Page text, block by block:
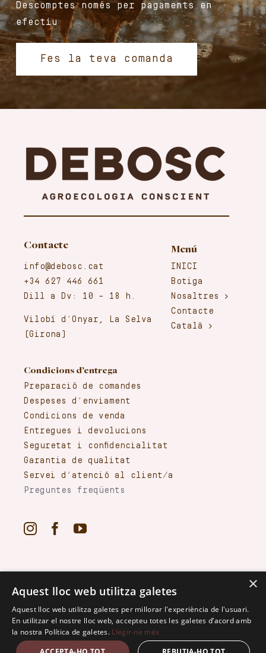
Descomptes només per pagaments en
efectiu
Fes la teva comanda
Menú
INICI
Botiga
Nosaltres
Contacte
Català
Contacte
info@debosc.cat
+34 627 446 661
Dill a Dv: 10 – 18 h.
Vilobí d’Onyar, La Selva
(Girona)
Condicions d’entrega
Preparació de comandes
Despeses d’enviament
Condicions de venda
Entregues i devolucions
Seguretat i confidencialitat
Garantia de qualitat
Servei d’atenció al client/a
Preguntes freqüents
2024 ·2024 · Debosc · Powered by
Política de privacitat
Avís Legal i condicions d’ús •
×
Aquest lloc web utilitza galetes
Aquest lloc web utilitza galetes per millorar l'experiència de l'usuari.
En utilitzar el nostre lloc web, accepteu totes les galetes d’acord amb
la nostra Política de galetes. Llegir-ne més